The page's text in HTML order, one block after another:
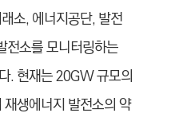
소, 에너지공단, 발전
전소를 모니터링하는
. 현재는 20GW 규모의
생에너지 발전소의 약